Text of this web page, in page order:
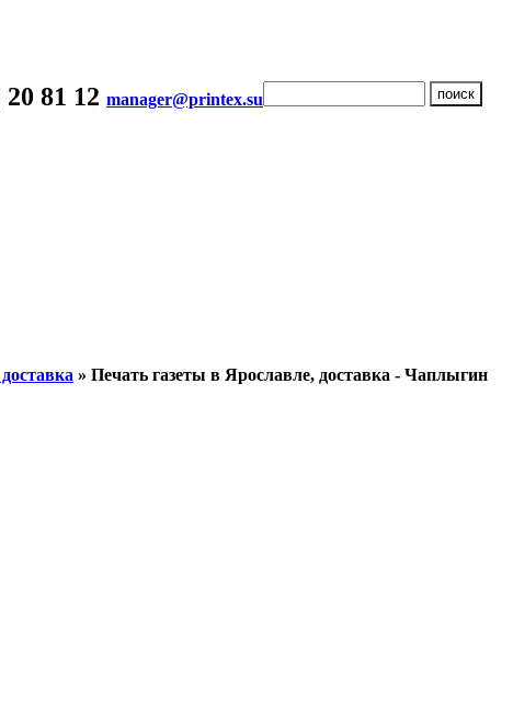
81 12 manager@printex.su
» Печать газеты в Ярославле, доставка - Чаплыгин